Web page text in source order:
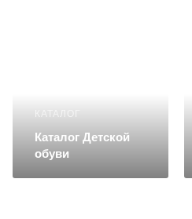
КАТАЛОГ
Каталог Детской
обуви